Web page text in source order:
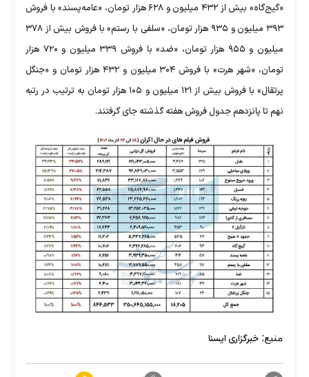
«گیج‌گاه» بیش از ۴۳۲ میلیون و ۶۲۸ هزار تومان، «عامه‌پسند» با فروش
۳۹۳ میلیون و ۹۳۵ هزار تومان، «سلفی با رستم» با فروش بیش از ۳۷۸
میلیون و ۹۵۵ هزار تومان، «ضد» با فروش ۳۳۹ میلیون و ۷۲۰ هزار
تومان، «شهر هرت» با فروش ۳۰۴ میلیون و ۴۳۲ هزار تومان و «جنگل
پرتقال» با فروش بیش از ۱۲۱ میلیون و ۱۰۵ هزار تومان به ترتیب در رتبه
نهم تا پانزدهم جدول فروش هفته گذشته جای گرفتند.
منبع: خبرگزاری ایسنا